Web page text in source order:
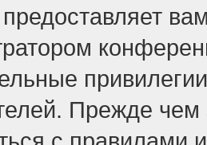
Прежде чем